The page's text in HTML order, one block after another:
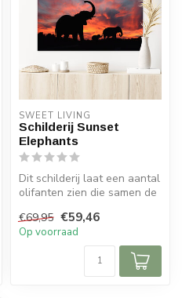
SWEET LIVING
Schilderij Sunset
Elephants
Dit schilderij laat een aantal
olifanten zien die samen de
€69,95 €59,46
Op voorraad